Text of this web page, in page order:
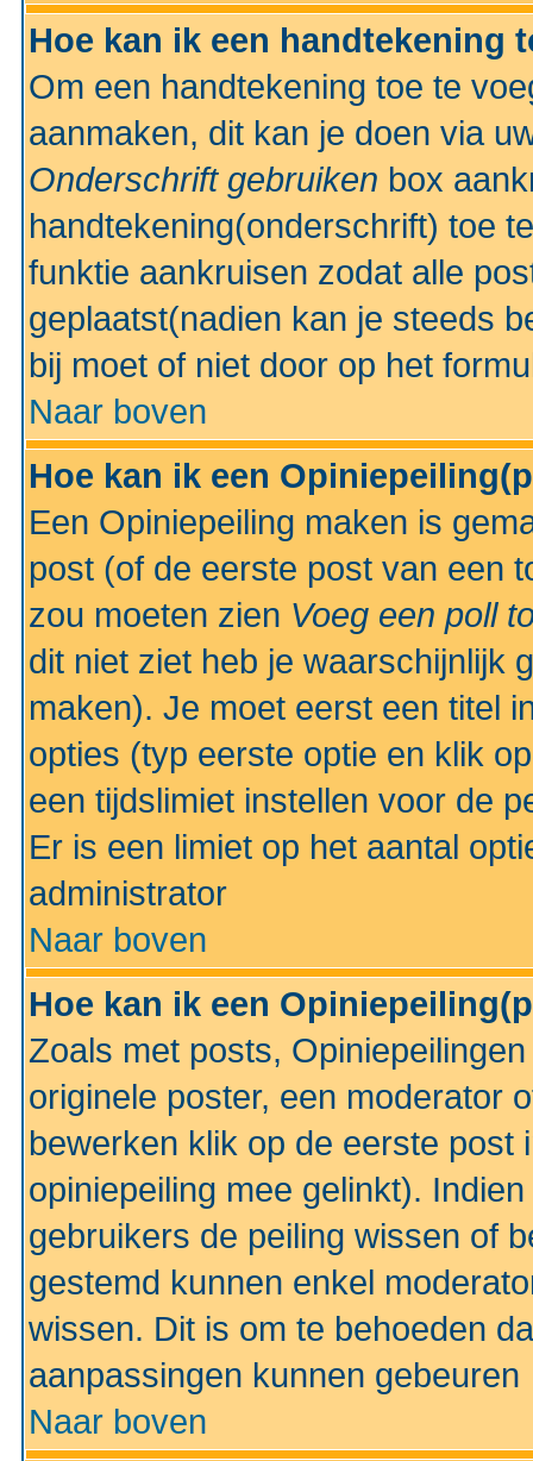
Hoe kan ik een handtekening
Om een handtekening toe te
aanmaken, dit kan je doen via
Onderschrift gebruiken box
handtekening(onderschrift) toe
funktie aankruisen zodat alle
geplaatst(nadien kan je steeds
bij moet of niet door op het
Naar boven
Hoe kan ik een
Een Opiniepeiling maken is
post (of de eerste post van een
zou moeten zien Voeg een poll
dit niet ziet heb je waarschijnlijk
maken). Je moet eerst een titel
opties (typ eerste optie en klik
een tijdslimiet instellen voor de
Er is een limiet op het aantal
administrator
Naar boven
Hoe kan ik een
Zoals met posts,
originele poster, een moderator
bewerken klik op de eerste post
opiniepeiling mee gelinkt).
gebruikers de peiling wissen of
gestemd kunnen enkel
wissen. Dit is om te behoeden
aanpassingen kunnen gebeuren
Naar boven